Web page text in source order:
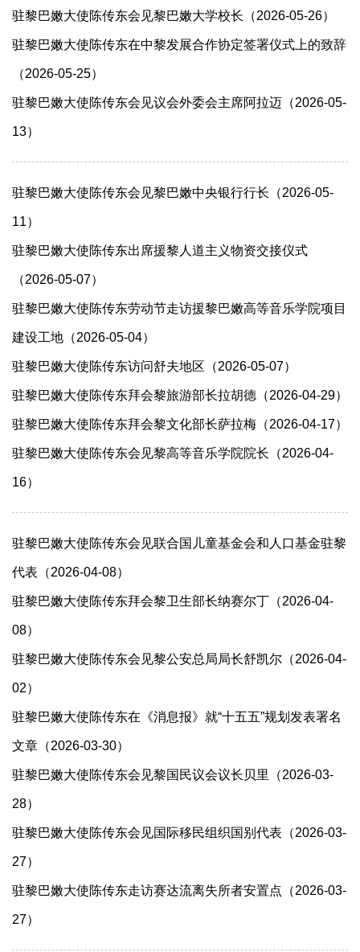
驻黎巴嫩大使陈传东会见黎巴嫩大学校长（2026-05-26）
驻黎巴嫩大使陈传东在中黎发展合作协定签署仪式上的致辞
（2026-05-25）
驻黎巴嫩大使陈传东会见议会外委会主席阿拉迈（2026-05-
13）
驻黎巴嫩大使陈传东会见黎巴嫩中央银行行长（2026-05-
11）
驻黎巴嫩大使陈传东出席援黎人道主义物资交接仪式
（2026-05-07）
驻黎巴嫩大使陈传东劳动节走访援黎巴嫩高等音乐学院项目
建设工地（2026-05-04）
驻黎巴嫩大使陈传东访问舒夫地区（2026-05-07）
驻黎巴嫩大使陈传东拜会黎旅游部长拉胡德（2026-04-29）
驻黎巴嫩大使陈传东拜会黎文化部长萨拉梅（2026-04-17）
驻黎巴嫩大使陈传东会见黎高等音乐学院院长（2026-04-
16）
驻黎巴嫩大使陈传东会见联合国儿童基金会和人口基金驻黎
代表（2026-04-08）
驻黎巴嫩大使陈传东拜会黎卫生部长纳赛尔丁（2026-04-
08）
驻黎巴嫩大使陈传东会见黎公安总局局长舒凯尔（2026-04-
02）
驻黎巴嫩大使陈传东在《消息报》就“十五五”规划发表署名
文章（2026-03-30）
驻黎巴嫩大使陈传东会见黎国民议会议长贝里（2026-03-
28）
驻黎巴嫩大使陈传东会见国际移民组织国别代表（2026-03-
27）
驻黎巴嫩大使陈传东走访赛达流离失所者安置点（2026-03-
27）